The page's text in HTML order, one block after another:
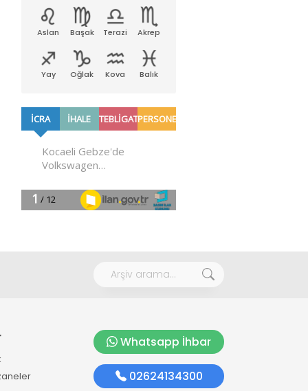
Aslan Başak Terazi Akrep
Yay Oğlak Kova Balık
Whatsapp İhbar
02624134300